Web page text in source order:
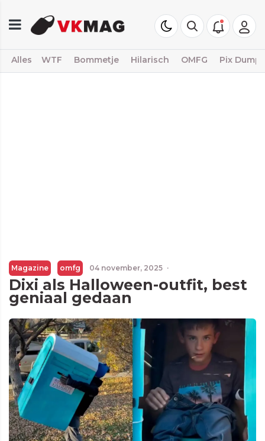
Alles WTF Bommetje Hilarisch OMFG Pix Dump
Magazine omfg 04 november, 2025 ·
Dixi als Halloween-outfit, best
geniaal gedaan